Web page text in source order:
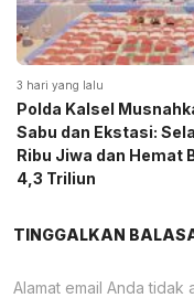
3 hari yang lalu
Polda Kalsel
Sabu dan Ekstasi:
Ribu Jiwa dan Hemat
4,3 Triliun
TINGGALKAN
Alamat email Anda tidak